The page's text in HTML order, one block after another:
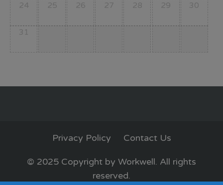
24 25 26 27 28 29 30
31
Privacy Policy Contact Us
© 2025 Copyright by Workwell. All rights
reserved.